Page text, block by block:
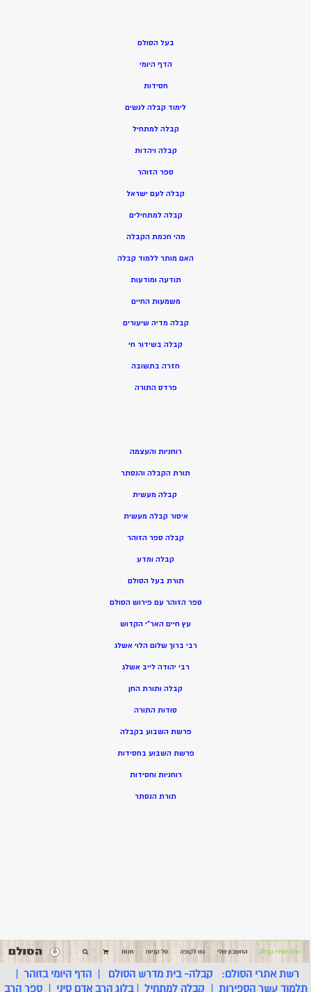
בעל הסולם
הדף היומי
חסידות
לימוד קבלה לנשים
קבלה למתחיל
קבלה ויהדות
ספר הזוהר
קבלה לעם ישראל
קבלה למתחילים
מהי חכמת הקבלה
האם מותר ללמוד קבלה
תודעה ומודעות
משמעות החיים
קבלה מדיה שיעורים
קבלה בשידור חי
חזרה בתשובה
פרדס התורה
רוחניות והעצמה
תורת הקבלה והנסתר
קבלה מעשית
איסור קבלה מעשית
קבלה ספר הזוהר
קבלה ומדע
תורת בעל הסולם
ספר הזוהר עם פירוש הסולם
עץ חיים האר”י הקדוש
רבי ברוך שלום הלוי אשלג
רבי יהודה לייב אשלג
קבלה ותורת החן
סודות התורה
פרשת השבוע בקבלה
פרשת השבוע בחסידות
רוחניות וחסידות
תורת הנסתר
רשת אתרי הסולם: קבלה- בית מדרש הסולם |הדף היומי בזוהר |
תלמוד עשר הספירות | קבלה למתחיל |בלוג הרב אדם סיני |ספר הרב